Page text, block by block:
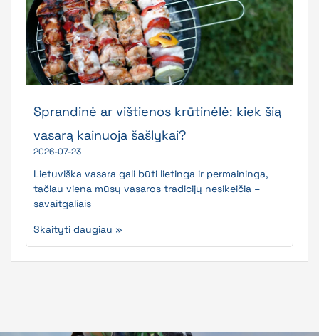
Sprandinė ar vištienos krūtinėlė: kiek šią
vasarą kainuoja šašlykai?
2026-07-23
Lietuviška vasara gali būti lietinga ir permaininga,
tačiau viena mūsų vasaros tradicijų nesikeičia –
savaitgaliais
Skaityti daugiau »